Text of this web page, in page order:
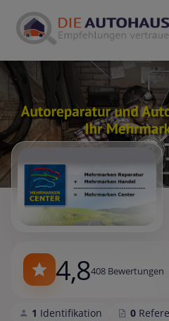
4,8408 Bewertungen
1 Identifikation 0